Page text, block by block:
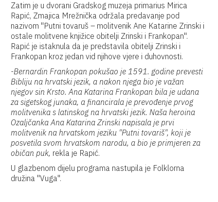
Zatim je u dvorani Gradskog muzeja primarius Mirica
Rapić, Zmajica Mrežnička održala predavanje pod
nazivom "Putni tovaruš – molitvenik Ane Katarine Zrinski i
ostale molitvene knjižice obitelji Zrinski i Frankopan".
Rapić je istaknula da je predstavila obitelji Zrinski i
Frankopan kroz jedan vid njihove vjere i duhovnosti.
-Bernardin Frankopan pokušao je 1591. godine prevesti
Bibliju na hrvatski jezik, a nakon njega bio je važan
njegov sin Krsto. Ana Katarina Frankopan bila je udana
za sigetskog junaka, a financirala je prevođenje prvog
molitvenika s latinskog na hrvatski jezik. Naša heroina
Ozaljčanka Ana Katarina Zrinski napisala je prvi
molitvenik na hrvatskom jeziku "Putni tovariš", koji je
posvetila svom hrvatskom narodu, a bio je primjeren za
običan puk, rekla je Rapić.
U glazbenom dijelu programa nastupila je Folklorna
družina "Vuga".